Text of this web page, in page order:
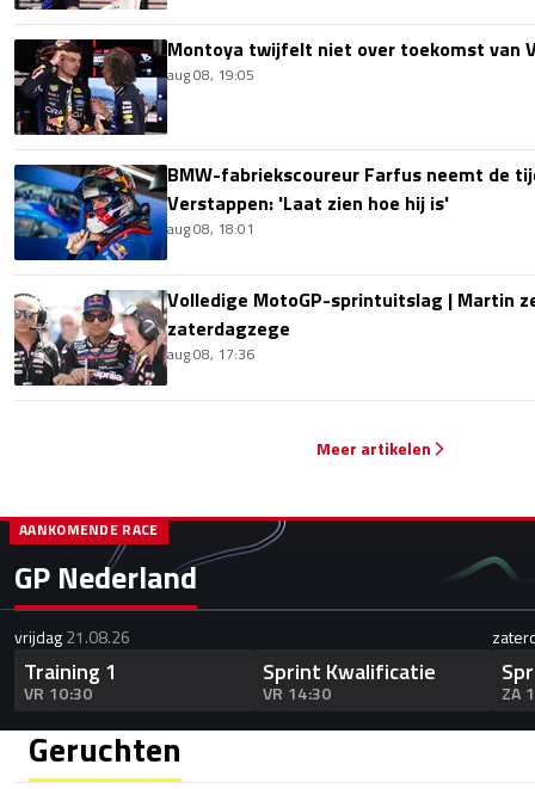
Montoya twijfelt niet over toekomst van
aug 08, 19:05
BMW-fabriekscoureur Farfus neemt de
Verstappen: 'Laat zien hoe hij is'
aug 08, 18:01
Volledige MotoGP-sprintuitslag | Martin
zaterdagzege
aug 08, 17:36
Meer artikelen
GP Nederland
AANKOMENDE RACE
vrijdag21.08.26
Training 1
VR 10:30
Sprint Kwalificatie
VR 14:30 ZA
Geruchten